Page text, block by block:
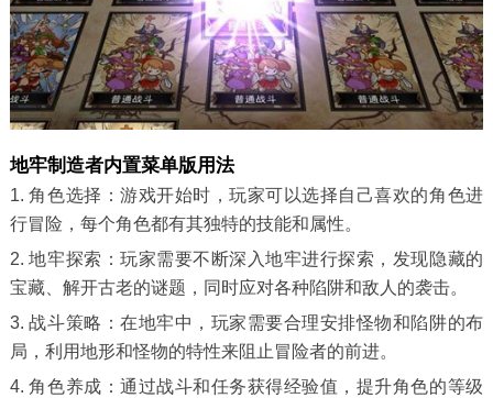
地牢制造者内置菜单版用法
1. 角色选择：游戏开始时，玩家可以选择自己喜欢的角色进
行冒险，每个角色都有其独特的技能和属性。
2. 地牢探索：玩家需要不断深入地牢进行探索，发现隐藏的
宝藏、解开古老的谜题，同时应对各种陷阱和敌人的袭击。
3. 战斗策略：在地牢中，玩家需要合理安排怪物和陷阱的布
局，利用地形和怪物的特性来阻止冒险者的前进。
4. 角色养成：通过战斗和任务获得经验值，提升角色的等级